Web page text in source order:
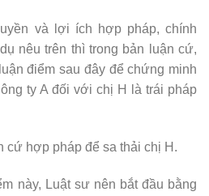
và lợi ích hợp pháp, chính
nêu trên thì trong bản luận cứ,
điểm sau đây để chứng minh
ty A đối với chị H là trái pháp
cứ hợp pháp để sa thải chị H.
này, Luật sư nên bắt đầu bằng